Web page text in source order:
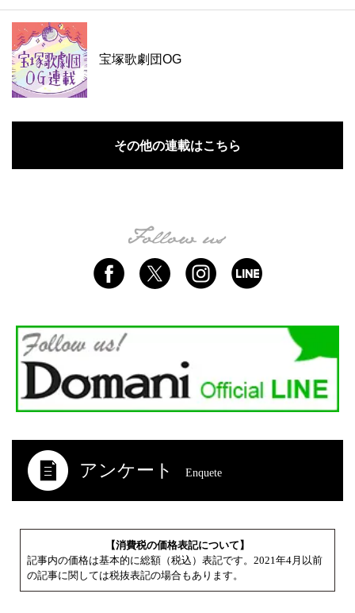
宝塚歌劇団OG
その他の連載はこちら
アンケート Enquete
【消費税の価格表記について】
記事内の価格は基本的に総額（税込）表記です。2021年4月以前
の記事に関しては税抜表記の場合もあります。